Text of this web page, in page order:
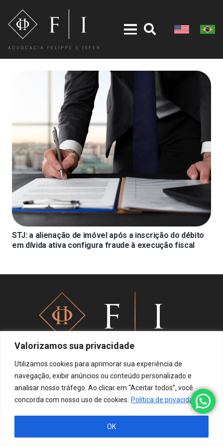
Valorizamos sua privacidade
Utilizamos cookies para aprimorar sua experiência de
navegação, exibir anúncios ou conteúdo personalizado e
analisar nosso tráfego. Ao clicar em “Aceitar todos”, você
concorda com nosso uso de cookies. Política de privacidade
OK
STJ: a alienação de imóvel após a inscrição do débito
em dívida ativa configura fraude à execução fiscal
Política de privacidade